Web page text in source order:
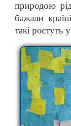
природою
бажали
такі ростуть